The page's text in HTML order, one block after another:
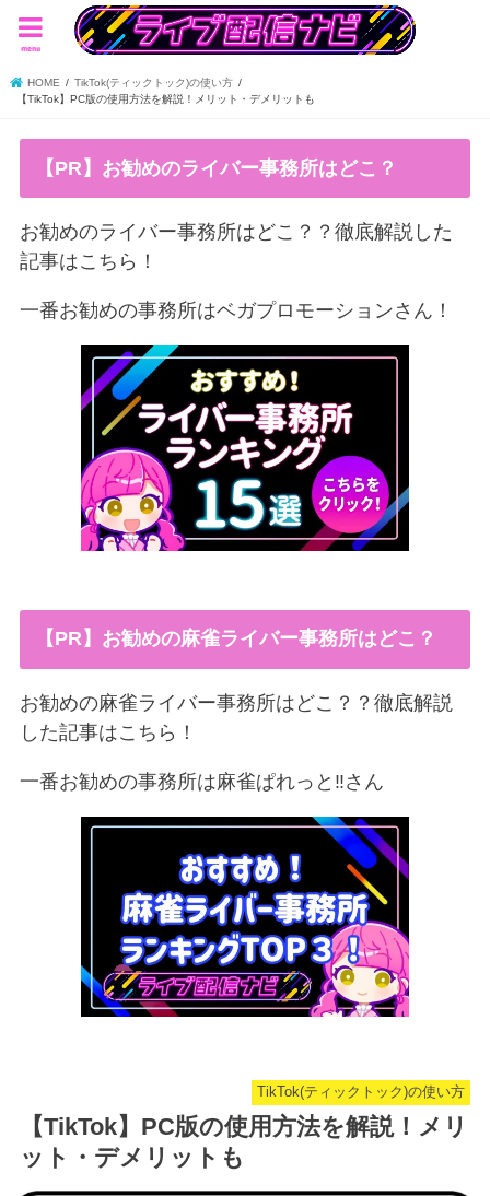
menu
HOME
TikTok(ティックトック)の使い方
【TikTok】PC版の使用方法を解説！メリット・デメリットも
【PR】お勧めのライバー事務所はどこ？
お勧めのライバー事務所はどこ？？徹底解説した
記事はこちら！
一番お勧めの事務所はベガプロモーションさん！
【PR】お勧めの麻雀ライバー事務所はどこ？
お勧めの麻雀ライバー事務所はどこ？？徹底解説
した記事はこちら！
一番お勧めの事務所は麻雀ぱれっと‼︎さん
TikTok(ティックトック)の使い方
【TikTok】PC版の使用方法を解説！メリ
ット・デメリットも